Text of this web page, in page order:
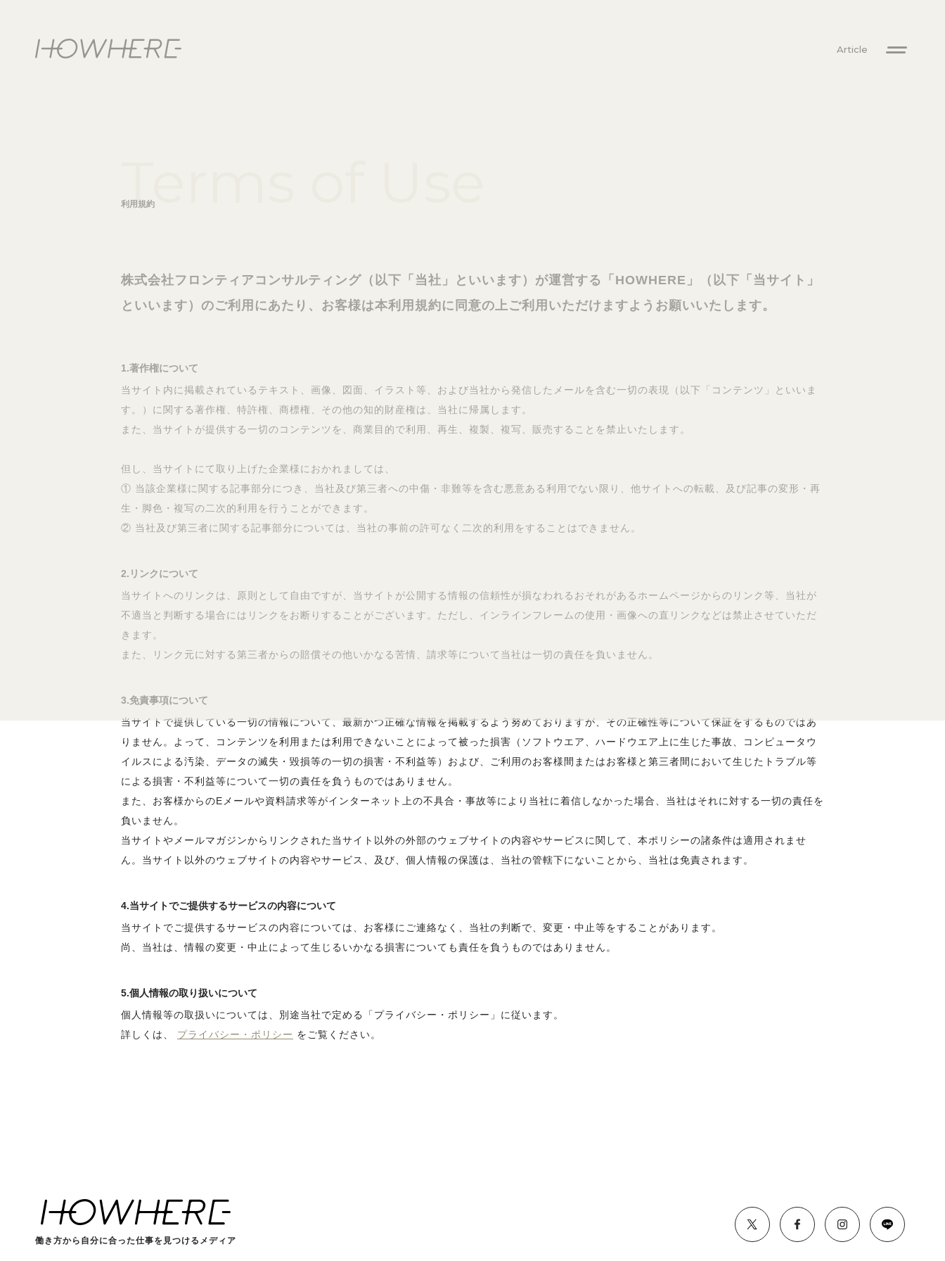
Article
利用規約
Terms of Use
株式会社フロンティアコンサルティング（以下「当社」といいます）が運営する「HOWHERE」（以下「当サイト」
といいます）のご利用にあたり、お客様は本利用規約に同意の上ご利用いただけますようお願いいたします。
1.著作権について
当サイト内に掲載されているテキスト、画像、図面、イラスト等、および当社から発信したメールを含む一切の表現（以下「コンテンツ」といいま
す。）に関する著作権、特許権、商標権、その他の知的財産権は、当社に帰属します。
また、当サイトが提供する一切のコンテンツを、商業目的で利用、再生、複製、複写、販売することを禁止いたします。
但し、当サイトにて取り上げた企業様におかれましては、
① 当該企業様に関する記事部分につき、当社及び第三者への中傷・非難等を含む悪意ある利用でない限り、他サイトへの転載、及び記事の変形・再
生・脚色・複写の二次的利用を行うことができます。
② 当社及び第三者に関する記事部分については、当社の事前の許可なく二次的利用をすることはできません。
2.リンクについて
当サイトへのリンクは、原則として自由ですが、当サイトが公開する情報の信頼性が損なわれるおそれがあるホームページからのリンク等、当社が
不適当と判断する場合にはリンクをお断りすることがございます。ただし、インラインフレームの使用・画像への直リンクなどは禁止させていただ
きます。
また、リンク元に対する第三者からの賠償その他いかなる苦情、請求等について当社は一切の責任を負いません。
3.免責事項について
当サイトで提供している一切の情報について、最新かつ正確な情報を掲載するよう努めておりますが、その正確性等について保証をするものではあ
りません。よって、コンテンツを利用または利用できないことによって被った損害（ソフトウエア、ハードウエア上に生じた事故、コンピュータウ
イルスによる汚染、データの滅失・毀損等の一切の損害・不利益等）および、ご利用のお客様間またはお客様と第三者間において生じたトラブル等
による損害・不利益等について一切の責任を負うものではありません。
また、お客様からのEメールや資料請求等がインターネット上の不具合・事故等により当社に着信しなかった場合、当社はそれに対する一切の責任を
負いません。
当サイトやメールマガジンからリンクされた当サイト以外の外部のウェブサイトの内容やサービスに関して、本ポリシーの諸条件は適用されませ
ん。当サイト以外のウェブサイトの内容やサービス、及び、個人情報の保護は、当社の管轄下にないことから、当社は免責されます。
4.当サイトでご提供するサービスの内容について
当サイトでご提供するサービスの内容については、お客様にご連絡なく、当社の判断で、変更・中止等をすることがあります。
尚、当社は、情報の変更・中止によって生じるいかなる損害についても責任を負うものではありません。
5.個人情報の取り扱いについて
個人情報等の取扱いについては、別途当社で定める「プライバシー・ポリシー」に従います。
詳しくは、 プライバシー・ポリシー をご覧ください。
働き方から自分に合った仕事を見つけるメディア